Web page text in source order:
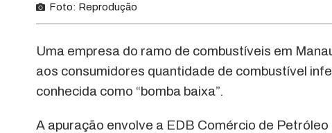
Foto: Reprodução
Uma empresa do ramo de combustíveis em
aos consumidores quantidade de combustível
conhecida como “bomba baixa”.
A apuração envolve a EDB Comércio de